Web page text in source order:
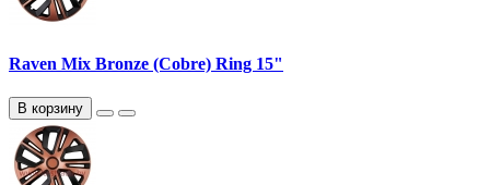
Raven Mix Bronze (Cobre) Ring 15"
В корзину